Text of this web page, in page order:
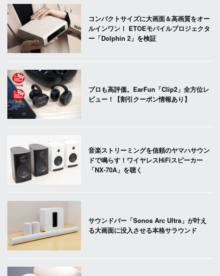
コンパクトサイズに大画面＆高画質をオー
ルインワン！ ETOEモバイルプロジェクタ
ー「Dolphin 2」を検証
プロも高評価。EarFun「Clip2」全方位レ
ビュー！【割引クーポン情報あり】
音楽ストリーミングを信頼のヤマハサウン
ドで鳴らす！ワイヤレスHiFiスピーカー
「NX-70A」を聴く
サウンドバー「Sonos Arc Ultra」が叶え
る大画面に没入させる本格サラウンド